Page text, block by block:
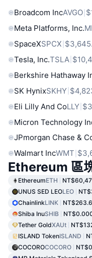
Broadcom IncAVGO
Meta Platforms, Inc.
SpaceXSPCX
Tesla, Inc.TSLA
Berkshire Hathaway
SK HynixSKHY
Eli Lilly And CoLLY
Micron Technology
JPmorgan Chase &
Walmart IncWMT
Ethereum 區
EthereumETH
UNUS SED LEOLEO
ChainlinkLINK
Shiba InuSHIB
Tether GoldXAUt
ISLAND TokenISLAND
COCOROCOCORO